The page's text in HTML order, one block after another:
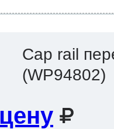
Cap rail
(WP94802)